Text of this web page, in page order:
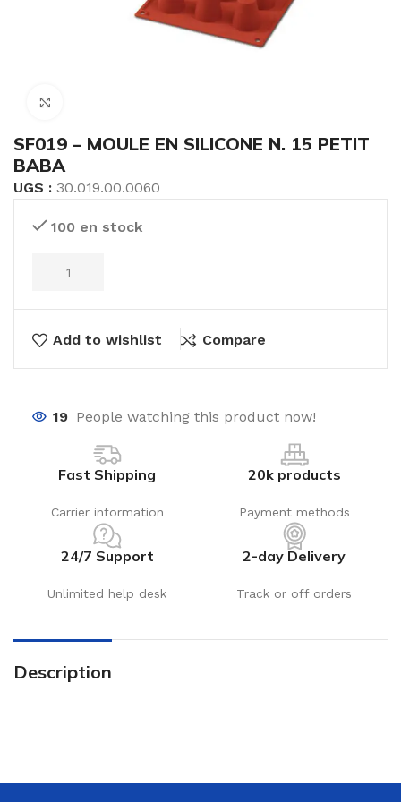
SF019 – MOULE EN SILICONE N. 15 PETIT
BABA
UGS : 30.019.00.0060
100 en stock
Add to wishlist Compare
19 People watching this product now!
Fast Shipping
Carrier information
20k products
Payment methods
24/7 Support
Unlimited help desk
2-day Delivery
Track or off orders
Description